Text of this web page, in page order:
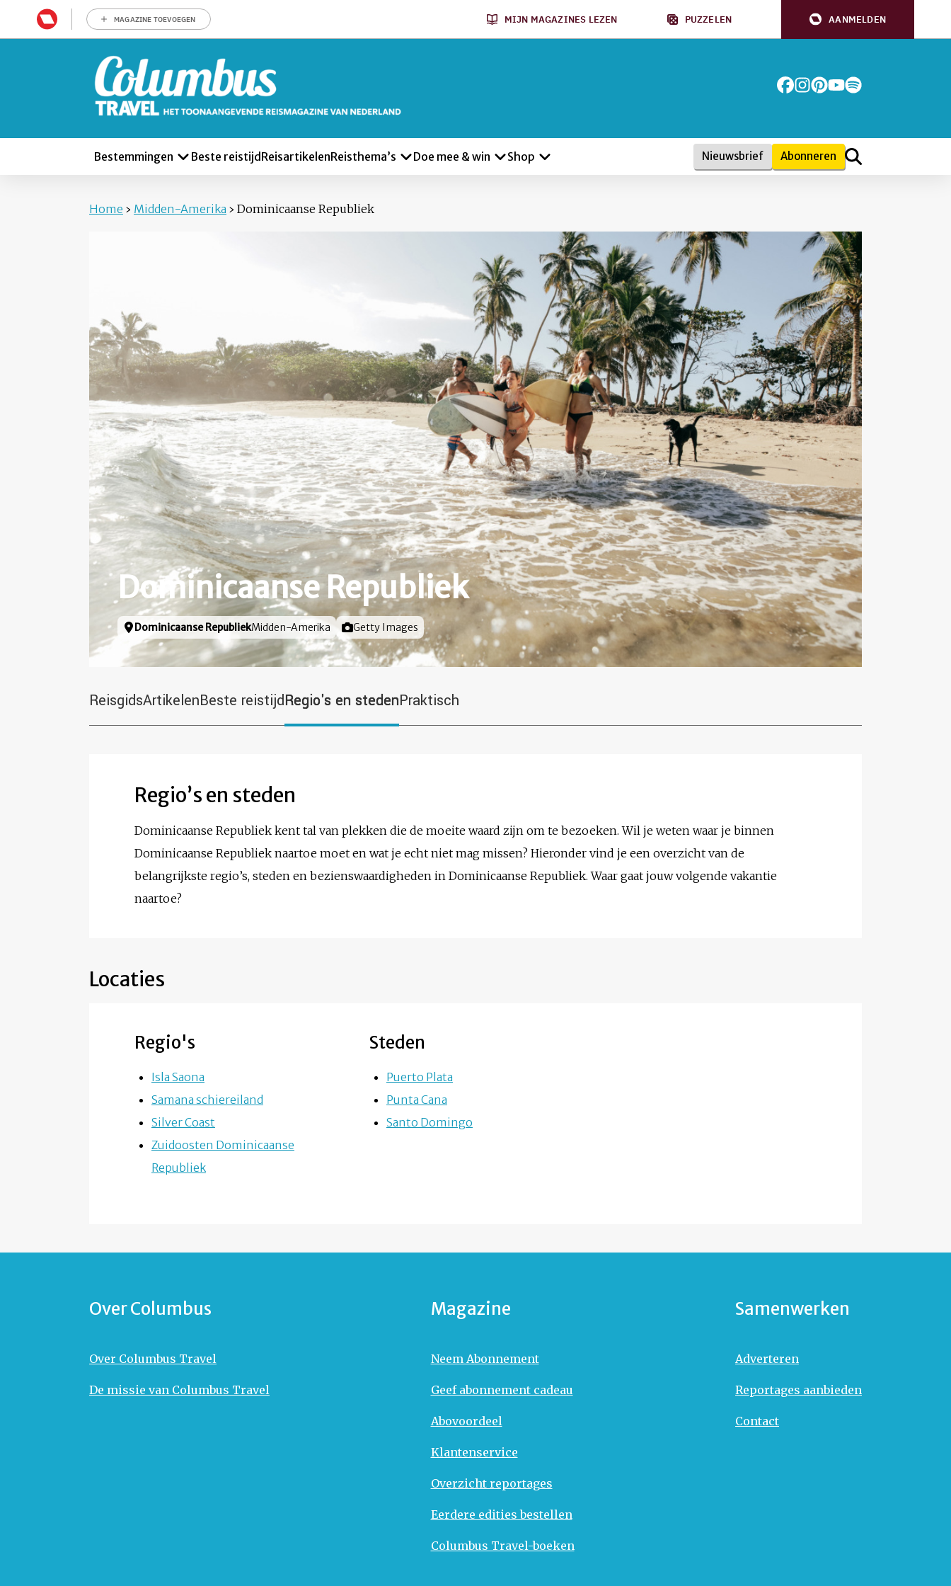
MAGAZINE TOEVOEGEN MIJN MAGAZINES LEZEN PUZZELEN AANMELDEN
Bestemmingen Beste reistijd ReisartikelenReisthema’s Doe mee & win Shop Nieuwsbrief Abonneren
Home › Midden-Amerika › Dominicaanse Republiek
Dominicaanse Republiek
Locatie
Dominicaanse RepubliekMidden-Amerika Foto door
Getty Images
ReisgidsArtikelenBeste reistijdRegio's en stedenPraktisch
Regio’s en steden
Dominicaanse Republiek kent tal van plekken die de moeite waard zijn om te bezoeken. Wil je weten waar je binnen
Dominicaanse Republiek naartoe moet en wat je echt niet mag missen? Hieronder vind je een overzicht van de
belangrijkste regio’s, steden en bezienswaardigheden in Dominicaanse Republiek. Waar gaat jouw volgende vakantie
naartoe?
Locaties
Regio's
Isla Saona
Samana schiereiland
Silver Coast
Zuidoosten Dominicaanse
Republiek
Steden
Puerto Plata
Punta Cana
Santo Domingo
Over Columbus
Over Columbus Travel
De missie van Columbus Travel
Magazine
Neem Abonnement
Geef abonnement cadeau
Abovoordeel
Klantenservice
Overzicht reportages
Eerdere edities bestellen
Columbus Travel-boeken
Samenwerken
Adverteren
Reportages aanbieden
Contact